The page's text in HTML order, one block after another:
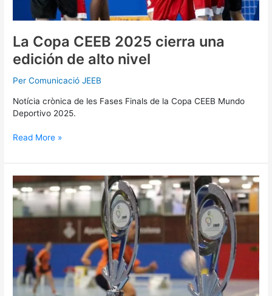
La Copa CEEB 2025 cierra una
edición de alto nivel
Per Comunicació JEEB
Notícia crònica de les Fases Finals de la Copa CEEB Mundo
Deportivo 2025.
Read More »
Les
finals
de
la
CEEB
2025
s’han
viscut
en